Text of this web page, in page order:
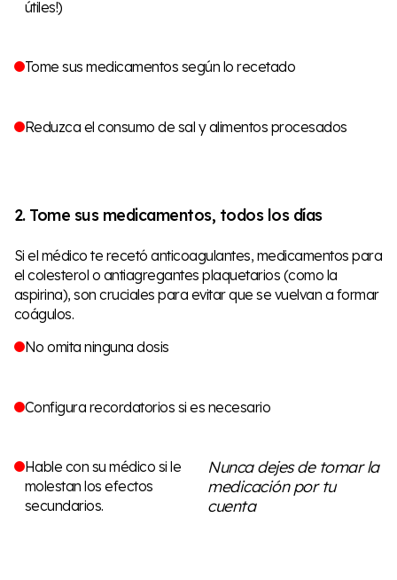
útiles!)
Tome sus medicamentos según lo recetado
Reduzca el consumo de sal y alimentos procesados
2. Tome sus medicamentos, todos los días
Si el médico te recetó anticoagulantes, medicamentos para
el colesterol o antiagregantes plaquetarios (como la
aspirina), son cruciales para evitar que se vuelvan a formar
coágulos.
No omita ninguna dosis
Configura recordatorios si es necesario
Hable con su médico si le
molestan los efectos
secundarios.
Nunca dejes de tomar la
medicación por tu
cuenta